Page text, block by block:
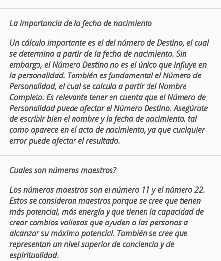
La importancia de la fecha de nacimiento
Un cálculo importante es el del número de Destino, el cual
se determina a partir de la fecha de nacimiento. Sin
embargo, el Número Destino no es el único que influye en
la personalidad. También es fundamental el Número de
Personalidad, el cual se calcula a partir del Nombre
Completo. Es relevante tener en cuenta que el Número de
Personalidad puede afectar el Número Destino. Asegúrate
de escribir bien el nombre y la fecha de nacimiento, tal
como aparece en el acta de nacimiento, ya que cualquier
error puede afectar el resultado.
Cuales son números maestros?
Los números maestros son el número 11 y el número 22.
Estos se consideran maestros porque se cree que tienen
más potencial, más energía y que tienen la capacidad de
crear cambios valiosos que ayuden a las personas a
alcanzar su máximo potencial. También se cree que
representan un nivel superior de conciencia y de
espiritualidad.